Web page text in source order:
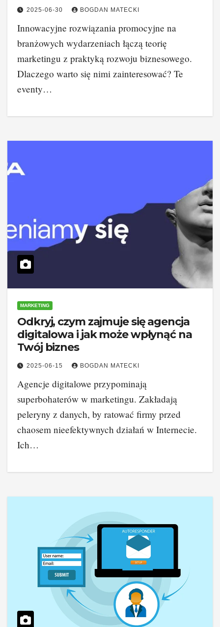
2025-06-30 BOGDAN MATECKI
Innowacyjne rozwiązania promocyjne na
branżowych wydarzeniach łączą teorię
marketingu z praktyką rozwoju biznesowego.
Dlaczego warto się nimi zainteresować? Te
eventy…
MARKETING
Odkryj, czym zajmuje się agencja
digitalowa i jak może wpłynąć na
Twój biznes
2025-06-15 BOGDAN MATECKI
Agencje digitalowe przypominają
superbohaterów w marketingu. Zakładają
peleryny z danych, by ratować firmy przed
chaosem nieefektywnych działań w Internecie.
Ich…